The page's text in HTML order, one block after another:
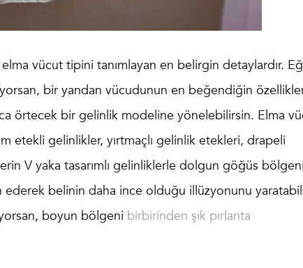
vücut tipini tanımlayan en belirgin detaylardır.
bir yandan vücudunun en beğendiğin
örtecek bir gelinlik modeline yönelebilirsin. Elma
etekli gelinlikler, yırtmaçlı gelinlik etekleri, drapeli
V yaka tasarımlı gelinliklerle dolgun göğüs
belinin daha ince olduğu illüzyonunu
boyun bölgeni birbirinden şık pırlanta